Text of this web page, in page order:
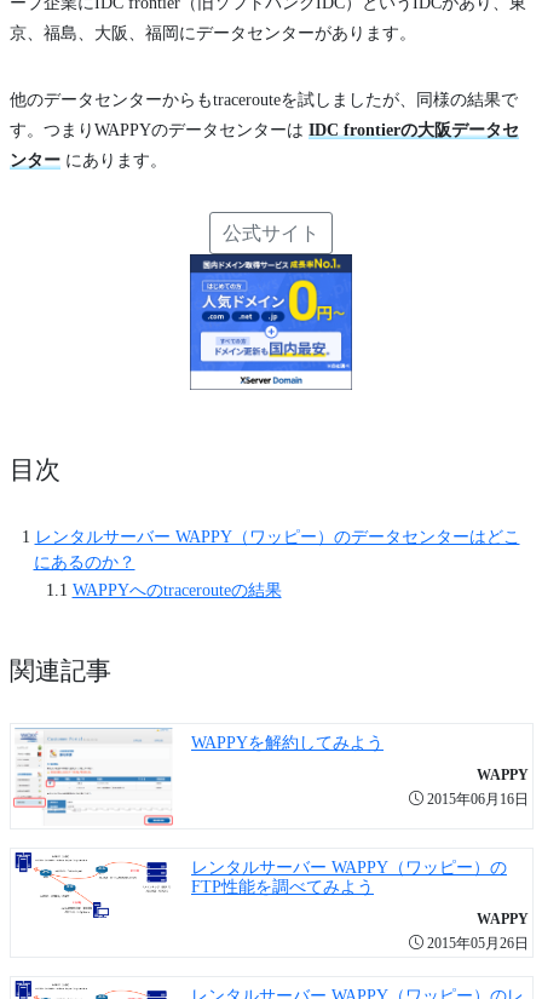
京、福島、大阪、福岡にデータセンターがあります。
他のデータセンターからもtracerouteを試しましたが、同様の結果で
す。つまりWAPPYのデータセンターは IDC frontierの大阪データセ
ンターにあります。
公式サイト
目次
レンタルサーバー WAPPY（ワッピー）のデータセンターはどこ
にあるのか？
WAPPYへのtracerouteの結果
関連記事
WAPPYを解約してみよう
WAPPY
2015年06月16日
レンタルサーバー WAPPY（ワッピー）の
FTP性能を調べてみよう
WAPPY
2015年05月26日